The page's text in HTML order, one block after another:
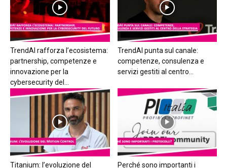
TrendAI rafforza l’ecosistema:
partnership, competenze e
innovazione per la
cybersecurity del...
TrendAI punta sul canale:
competenze, consulenza e
servizi gestiti al centro...
Titanium: l’evoluzione del
Perché sono importanti i